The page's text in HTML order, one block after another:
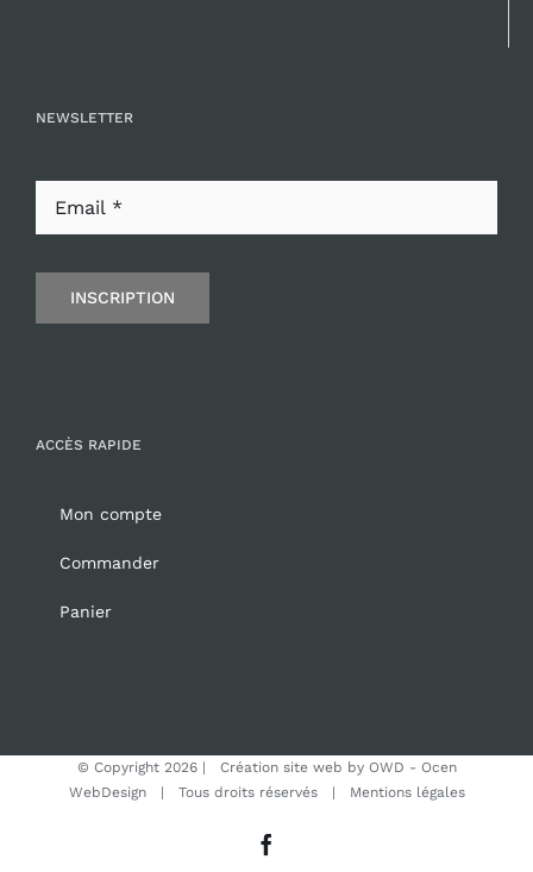
NEWSLETTER
INSCRIPTION
ACCÈS RAPIDE
Mon compte
Commander
Panier
© Copyright 2026 | Création site web by OWD - Ocen
WebDesign| Tous droits réservés | Mentions légales
Facebook